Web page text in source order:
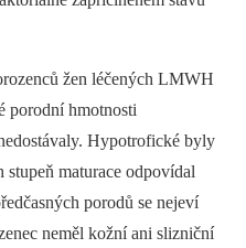
žen léčených LMWH
porodní hmotnosti
Hypotrofické byly
stupeň maturace odpovídal
porodů se nejeví
neměl kožní ani slizniční